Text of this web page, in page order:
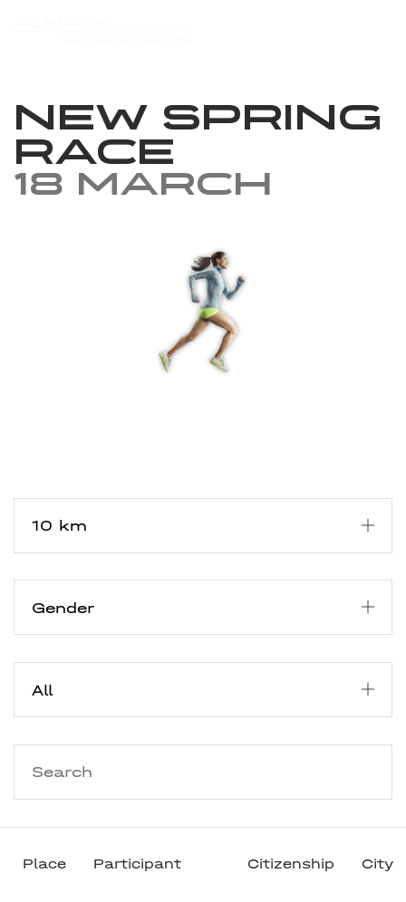
New Spring
Race
18 March
Place Participant Citizenship City